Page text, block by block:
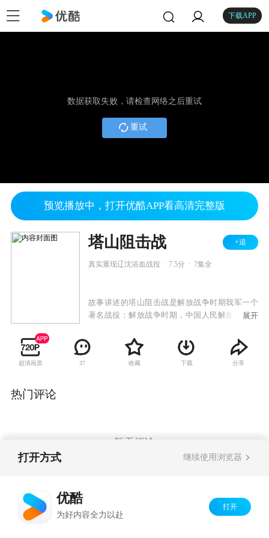
下载APP
数据获取失败，请检查网络之后重试
重试
预览播放中，打开优酷APP看高清完整版
塔山阻击战 +追
真实重现辽沈浴血战役 7.5分 7集全
故事讲述的塔山阻击战是解放战争时期我军一个
著名战役：解放战争时期，中国人民解放军东北
力夺取锦州，于辽宁省锦州西南塔山地区对增援
锦州的国民党军，进行防御作战。塔山阻击战鏖
战6昼夜，我军先后打退国民党军几十次集团冲
展开
超清画质 37 收藏 下载 分享
热门评论
暂无评论
打开方式 继续使用浏览器
优酷
为好内容全力以赴
打开